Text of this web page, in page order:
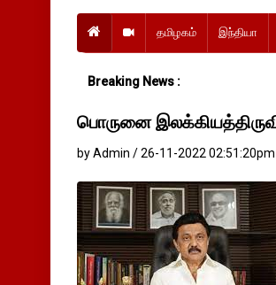
தமிழகம் இந்தியா
Breaking News :
பொருனை
by Admin / 26-11-2022 02:51:20pm